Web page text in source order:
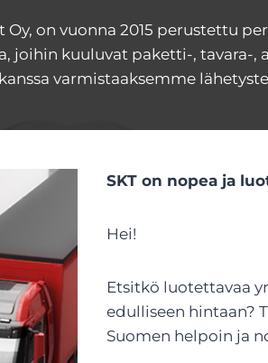
Oy, on vuonna 2015 perustettu
joihin kuuluvat paketti-, tavara-,
varmistaaksemme
SKT on nopea ja
Hei!
Etsitkö luotettavaa
edulliseen hintaan?
Suomen helpoin ja